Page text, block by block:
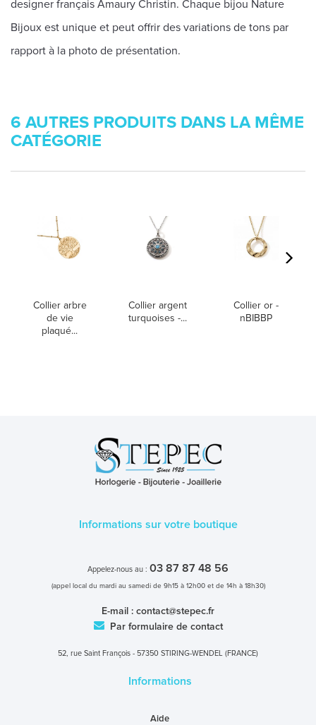
designer français Amaury Christin. Chaque bijou Nature
Bijoux est unique et peut offrir des variations de tons par
rapport à la photo de présentation.
6 AUTRES PRODUITS DANS LA MÊME
CATÉGORIE
Collier arbre
de vie
plaqué...
Collier argent
turquoises -...
Collier or -
nBIBBP
Informations sur votre boutique
Appelez-nous au : 03 87 87 48 56
(appel local du mardi au samedi de 9h15 à 12h00 et de 14h à 18h30)
E-mail : contact@stepec.fr
Par formulaire de contact
52, rue Saint François - 57350 STIRING-WENDEL (FRANCE)
Informations
Aide